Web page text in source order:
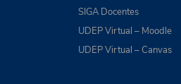
SIGA Docentes
UDEP Virtual – Moodle
UDEP Virtual – Canvas